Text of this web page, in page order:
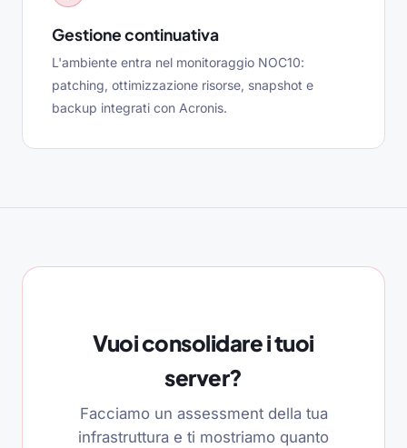
Gestione continuativa
L'ambiente entra nel monitoraggio NOC10:
patching, ottimizzazione risorse, snapshot e
backup integrati con Acronis.
Vuoi consolidare i tuoi
server?
Facciamo un assessment della tua
infrastruttura e ti mostriamo quanto